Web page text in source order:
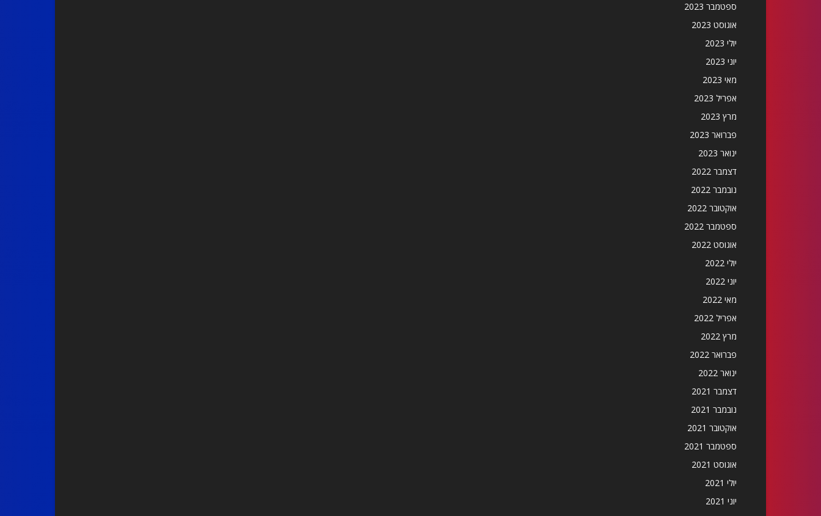
ספטמבר 2023
אוגוסט 2023
יולי 2023
יוני 2023
מאי 2023
אפריל 2023
מרץ 2023
פברואר 2023
ינואר 2023
דצמבר 2022
נובמבר 2022
אוקטובר 2022
ספטמבר 2022
אוגוסט 2022
יולי 2022
יוני 2022
מאי 2022
אפריל 2022
מרץ 2022
פברואר 2022
ינואר 2022
דצמבר 2021
נובמבר 2021
אוקטובר 2021
ספטמבר 2021
אוגוסט 2021
יולי 2021
יוני 2021